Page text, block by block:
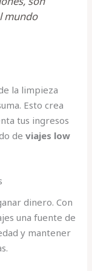
mundo
la limpieza
Esto crea
tus ingresos
deviajes low
dinero. Con
una fuente de
y mantener